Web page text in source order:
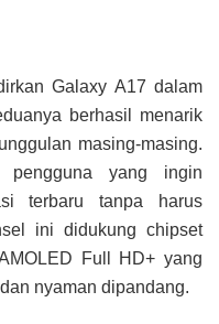
Galaxy A17 dalam
berhasil menarik
masing-masing.
yang ingin
terbaru tanpa harus
ini didukung chipset
Full HD+ yang
nyaman dipandang.